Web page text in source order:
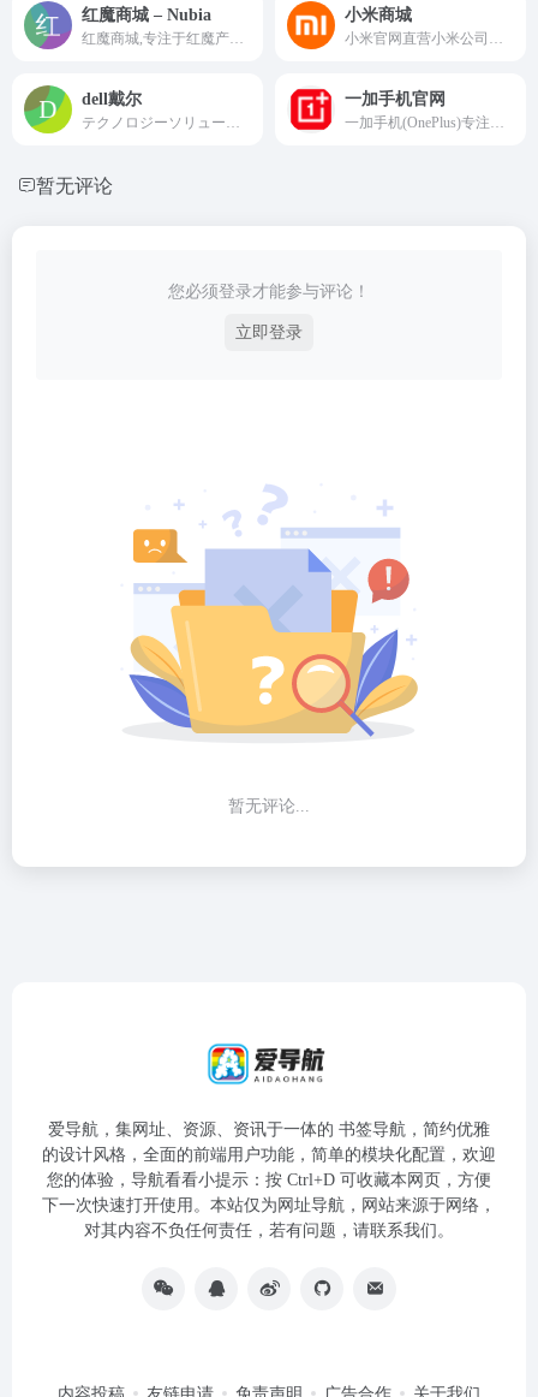
红魔商城 – Nubia 小米商城
dell戴尔 一加手机官网
暂无评论
您必须登录才能参与评论！
立即登录
暂无评论...
爱导航，集网址、资源、资讯于一体的 书签导航，简约优雅
的设计风格，全面的前端用户功能，简单的模块化配置，欢迎
您的体验，导航看看小提示：按 Ctrl+D 可收藏本网页，方便
下一次快速打开使用。本站仅为网址导航，网站来源于网络，
对其内容不负任何责任，若有问题，请联系我们。